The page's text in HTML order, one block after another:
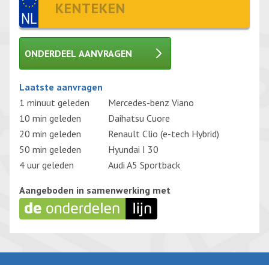
ONDERDEEL AANVRAGEN
Gelieve dit veld leeg te laten.
Laatste aanvragen
1 minuut geleden
Mercedes-benz Viano
10 min geleden
Daihatsu Cuore
20 min geleden
Renault Clio (e-tech Hybrid)
50 min geleden
Hyundai I 30
4 uur geleden
Audi A5 Sportback
Aangeboden in samenwerking met